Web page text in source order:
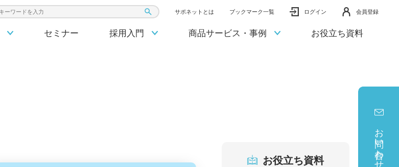
ーワード入力 サポネットとは ブックマーク一覧 ログイン 会員登録
セミナー 採用入門 商品サービス・事例 お役立ち資料
お問い合わせ
お役立ち資料